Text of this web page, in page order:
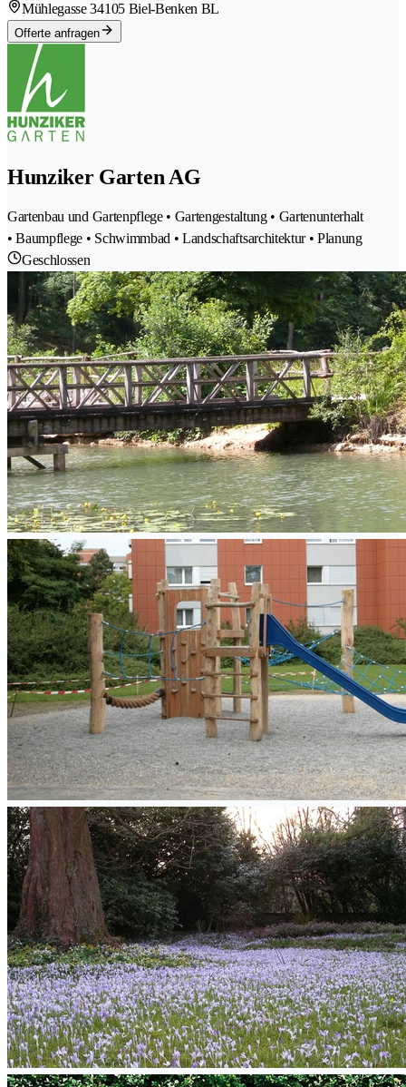
Mühlegasse 34105 Biel-Benken BL
Offerte anfragen
Hunziker Garten AG
Gartenbau und Gartenpflege • Gartengestaltung • Gartenunterhalt
• Baumpflege • Schwimmbad • Landschaftsarchitektur • Planung
Geschlossen